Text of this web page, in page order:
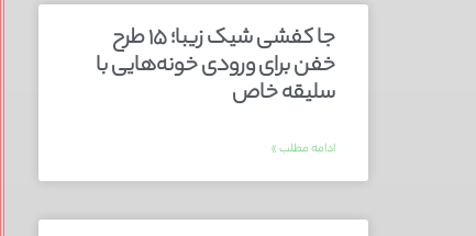
جا کفشی شیک زیبا؛ ۱۵ طرح
خفن برای ورودی خونه‌هایی با
سلیقه خاص
ادامه مطلب »